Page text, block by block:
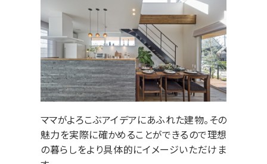
ママがよろこぶアイデアにあふれた建物。その
魅力を実際に確かめることができるので理想
の暮らしをより具体的にイメージいただけま